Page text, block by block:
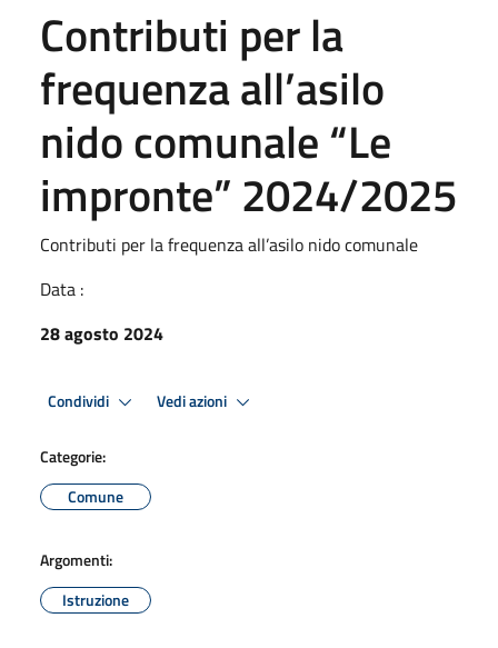
Contributi per la
frequenza all’asilo
nido comunale “Le
impronte” 2024/2025
Contributi per la frequenza all’asilo nido comunale
Data :
28 agosto 2024
Condividi Vedi azioni
Categorie:
Comune
Argomenti:
Istruzione